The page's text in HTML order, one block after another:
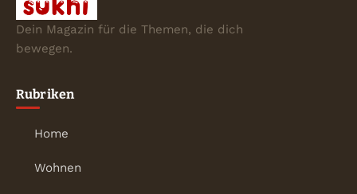
Dein Magazin für die Themen, die dich
bewegen.
Rubriken
Home
Wohnen